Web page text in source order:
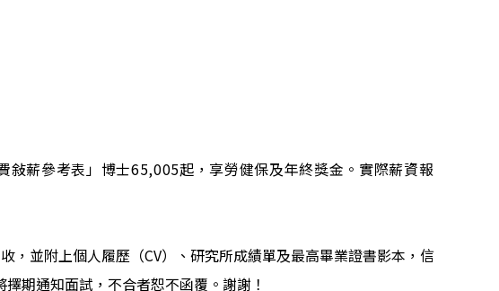
敍薪參考表」博士65,005起，享勞健保及年終獎金。實際薪資報
收，並附上個人履歷（CV）、研究所成績單及最高畢業證書影本，信
期通知面試，不合者恕不函覆。謝謝！